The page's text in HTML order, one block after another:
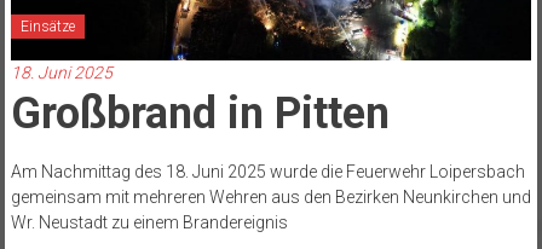
Einsätze
18. Juni 2025
Großbrand in Pitten
Am Nachmittag des 18. Juni 2025 wurde die Feuerwehr Loipersbach
gemeinsam mit mehreren Wehren aus den Bezirken Neunkirchen und
Wr. Neustadt zu einem Brandereignis